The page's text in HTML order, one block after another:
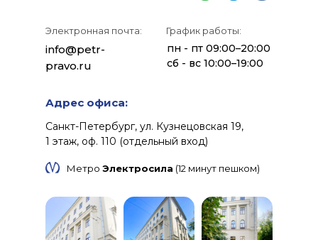
info@petr-
pravo.ru
Адрес офиса:
Санкт-Петербург, ул. Кузнецовская 19,
1 этаж, оф. 110 (отдельный вход)
Метро Электросила (12 минут пешком)
пн - пт 09:00–20:00
сб - вс 10:00–19:00
Электронная почта: График работы: